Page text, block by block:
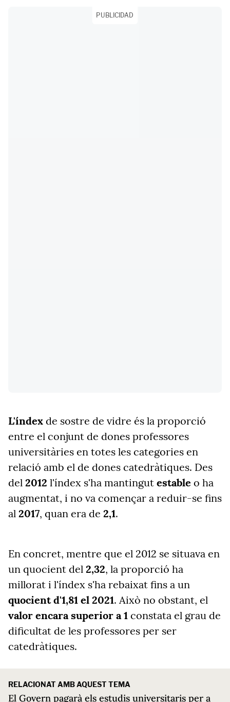
PUBLICIDAD
L'índex de sostre de vidre és la proporció
entre el conjunt de dones professores
universitàries en totes les categories en
relació amb el de dones catedràtiques. Des
del 2012 l'índex s'ha mantingut estable o ha
augmentat, i no va començar a reduir-se fins
al 2017, quan era de 2,1.
En concret, mentre que el 2012 se situava en
un quocient del 2,32, la proporció ha
millorat i l'índex s'ha rebaixat fins a un
quocient d'1,81 el 2021. Això no obstant, el
valor encara superior a 1 constata el grau de
dificultat de les professores per ser
catedràtiques.
RELACIONAT AMB AQUEST TEMA
El Govern pagarà els estudis universitaris per a